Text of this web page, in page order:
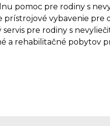
pomoc pre rodiny s
prístrojové vybavenie pre
pre rodiny s
a rehabilitačné pobytov